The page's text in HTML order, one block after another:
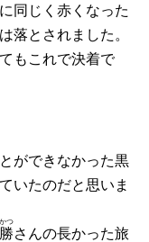
同じく赤くなった
落とされました。
もこれで決着で
ができなかった黒
いたのだと思いま
つ
さんの長かった旅